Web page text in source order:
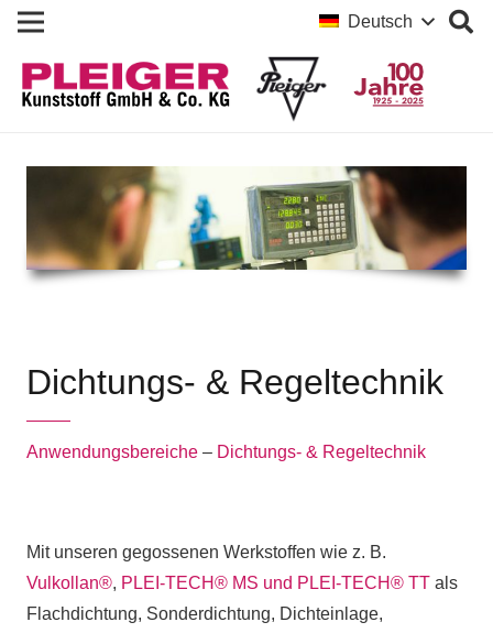
Deutsch
Dichtungs- & Regeltechnik
Anwendungsbereiche – Dichtungs- & Regeltechnik
Mit unseren gegossenen Werkstoffen wie z. B.
Vulkollan®, PLEI-TECH® MS und PLEI-TECH® TT als
Flachdichtung, Sonderdichtung, Dichteinlage,